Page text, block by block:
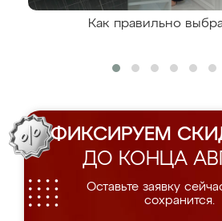
Как правильно
ФИКСИРУЕМ
ДО КОНЦА
Оставьте заявку
сохранится.